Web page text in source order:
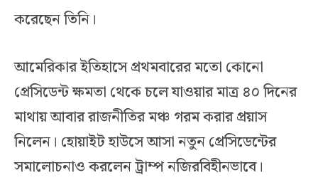
করেছেন তিনি।
আমেরিকার ইতিহাসে প্রথমবারের মতো কোনো
প্রেসিডেন্ট ক্ষমতা থেকে চলে যাওয়ার মাত্র ৪০ দিনের
মাথায় আবার রাজনীতির মঞ্চ গরম করার প্রয়াস
নিলেন। হোয়াইট হাউসে আসা নতুন প্রেসিডেন্টের
সমালোচনাও করলেন ট্রাম্প নজিরবিহীনভাবে।